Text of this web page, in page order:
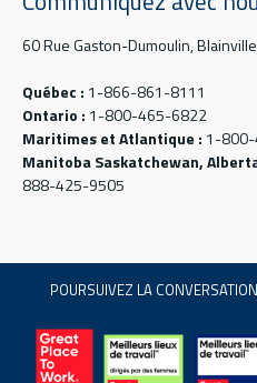
60 Rue Gaston-Dumoulin,
Québec : 1-866-861-8111
Ontario : 1-800-465-6822
Maritimes et Atlantique : 1-
Manitoba Saskatchewan,
888-425-9505
POURSUIVEZ LA CONVERSATION